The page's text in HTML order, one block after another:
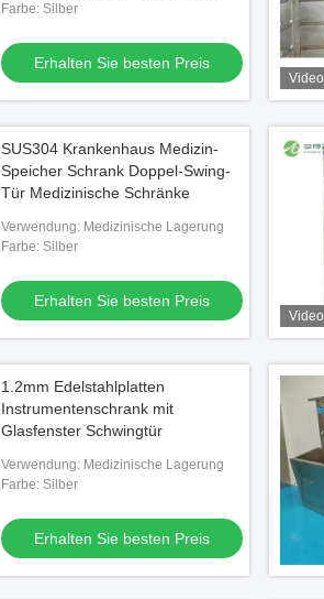
Farbe: Silber
Erhalten Sie besten Preis
Video
SUS304 Krankenhaus Medizin-
Speicher Schrank Doppel-Swing-
Tür Medizinische Schränke
Verwendung: Medizinische Lagerung
Farbe: Silber
Erhalten Sie besten Preis
Video
1.2mm Edelstahlplatten
Instrumentenschrank mit
Glasfenster Schwingtür
Verwendung: Medizinische Lagerung
Farbe: Silber
Erhalten Sie besten Preis